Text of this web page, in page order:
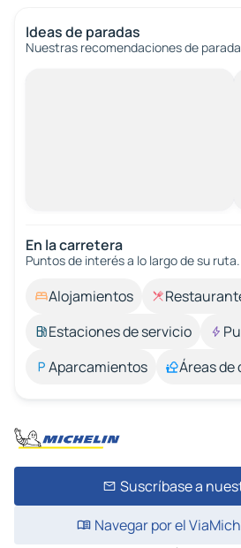
Ideas de paradas
Nuestras recomendaciones de
En la carretera
Puntos de interés a lo largo de su ruta.
Alojamientos
Estaciones de servicio
Aparcamientos
Áreas de
Suscríbase a
Navegar por el